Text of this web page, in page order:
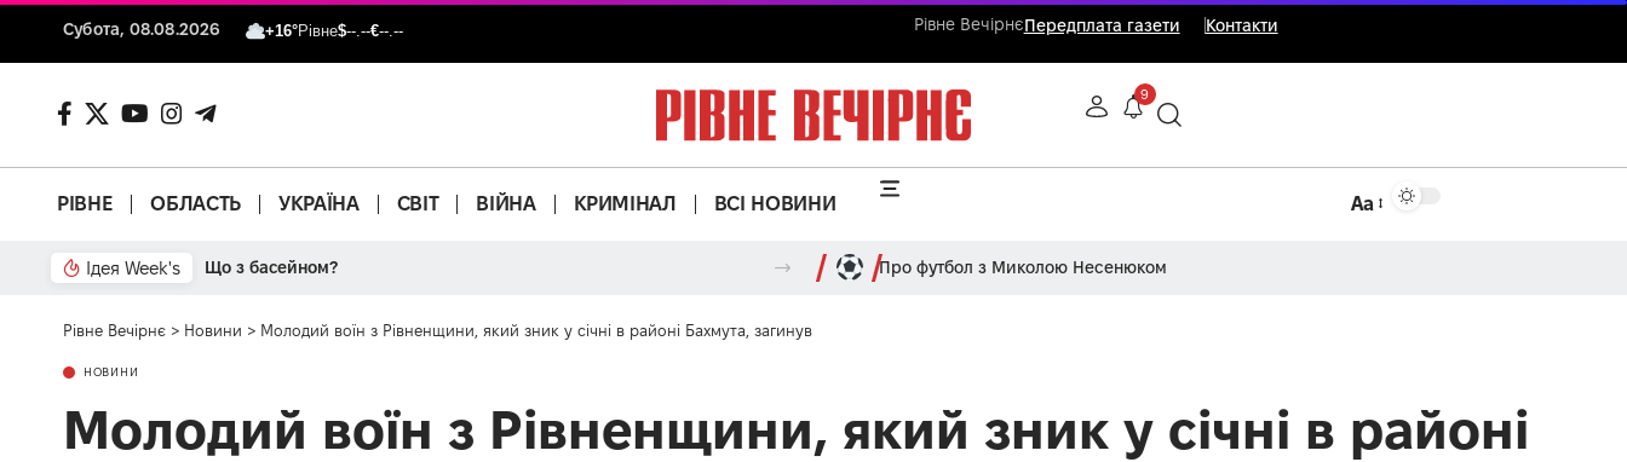
Субота, 08.08.2026 +16°Рівне$--.--€--.-- Рівне ВечірнєПередплата газети Контакти
9
РІВНЕ ОБЛАСТЬ УКРАЇНА СВІТ ВІЙНА КРИМІНАЛ ВСІ НОВИНИ Аа
Ідея Week's Що з басейном? Про футбол з Миколою Несенюком
Рівне Вечірнє > Новини > Молодий воїн з Рівненщини, який зник у січні в районі Бахмута, загинув
НОВИНИ
Молодий воїн з Рівненщини, який зник у січні в районі